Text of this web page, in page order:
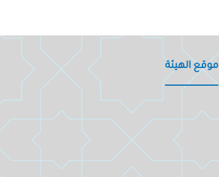
موقع الهيئة